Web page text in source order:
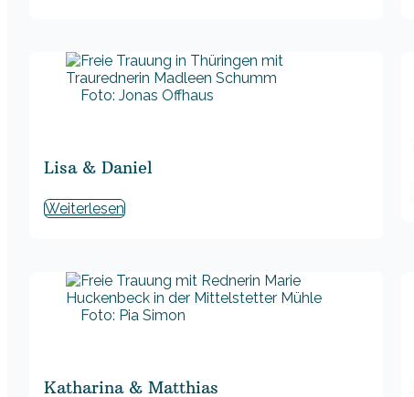
Foto: Jonas Offhaus
Lisa & Daniel
Weiterlesen
Foto: Pia Simon
Katharina & Matthias